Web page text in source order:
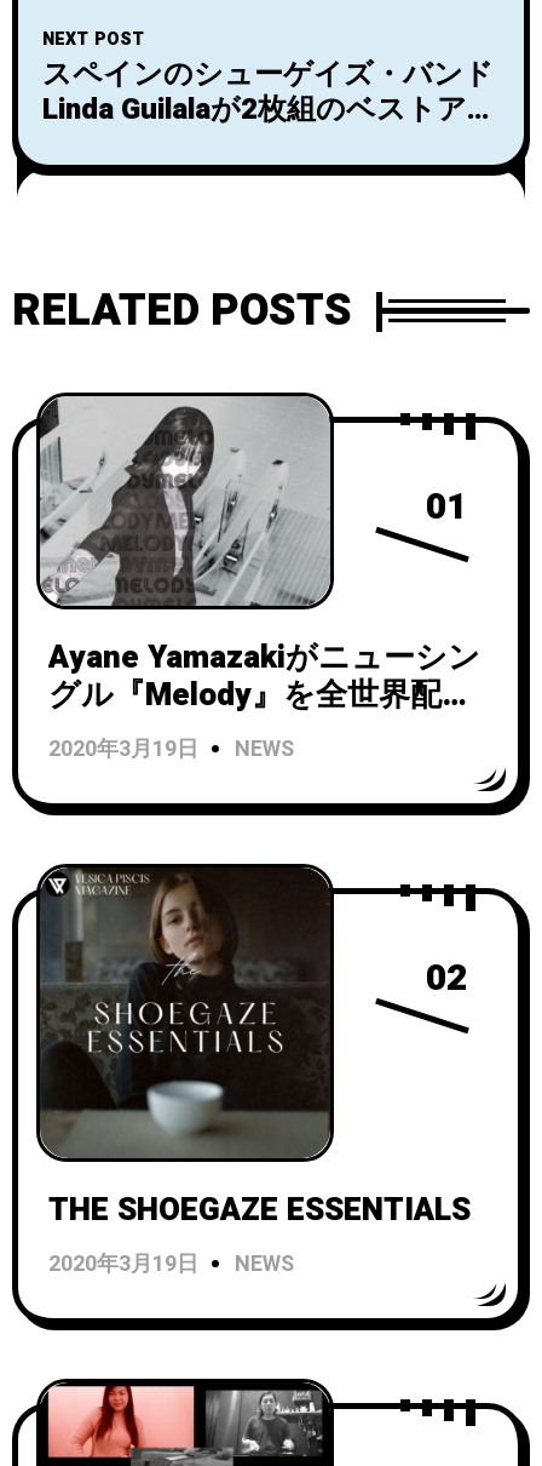
「Toxic Eye」のMVを公開！
NEXT POST
スペインのシューゲイズ・バンド
Linda Guilalaが2枚組のベストアル
2019)」を4月15日にリリース！
RELATED POSTS
01
Ayane Yamazakiがニューシン
グル『Melody』を全世界配信
リリース！
2020年3月19日 NEWS
02
THE SHOEGAZE ESSENTIALS
2020年3月19日 NEWS